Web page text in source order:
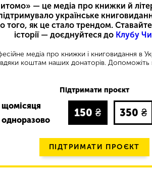
— це медіа про книжки й
українське
того, як це стало трендом.
історії — доєднуйтеся до Клубу
медіа про книжки і книговидання в
коштам наших донаторів. Допоможіть
Підтримати проєкт
щомісяця
одноразово
150 ₴ 350 ₴
ПІДТРИМАТИ ПРОЄКТ